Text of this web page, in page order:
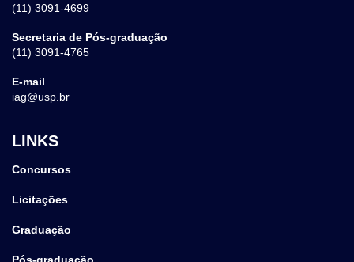
(11) 3091-4699
Secretaria de Pós-graduação
(11) 3091-4765
E-mail
iag@usp.br
LINKS
Concursos
Licitações
Graduação